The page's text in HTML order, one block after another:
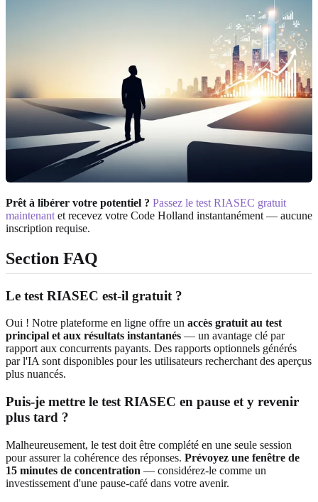
Prêt à libérer votre potentiel ? Passez le test RIASEC gratuit
maintenant et recevez votre Code Holland instantanément — aucune
inscription requise.
Section FAQ
Le test RIASEC est-il gratuit ?
Oui ! Notre plateforme en ligne offre un accès gratuit au test
principal et aux résultats instantanés — un avantage clé par
rapport aux concurrents payants. Des rapports optionnels générés
par l'IA sont disponibles pour les utilisateurs recherchant des aperçus
plus nuancés.
Puis-je mettre le test RIASEC en pause et y revenir
plus tard ?
Malheureusement, le test doit être complété en une seule session
pour assurer la cohérence des réponses. Prévoyez une fenêtre de
15 minutes de concentration — considérez-le comme un
investissement d'une pause-café dans votre avenir.